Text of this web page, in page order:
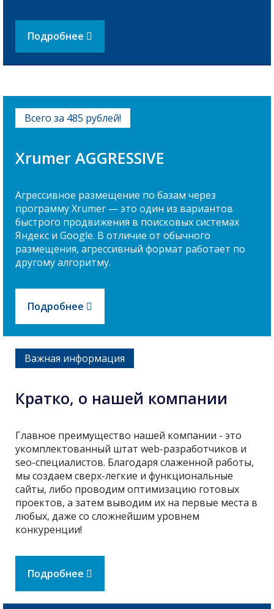
Подробнее
Всего за 485 рублей!
Xrumer AGGRESSIVE
Агрессивное размещение по базам через
программу Xrumer — это один из вариантов
быстрого продвижения в поисковых системах
Яндекс и Google. В отличие от обычного
размещения, агрессивный формат работает по
другому алгоритму.
Подробнее
Важная информация
Кратко, о нашей компании
Главное преимущество нашей компании - это
укомплектованный штат web-разработчиков и
seo-специалистов. Благодаря слаженной работы,
мы создаем сверх-легкие и функциональные
сайты, либо проводим оптимизацию готовых
проектов, а затем выводим их на первые места в
любых, даже со сложнейшим уровнем
конкуренции!
Подробнее